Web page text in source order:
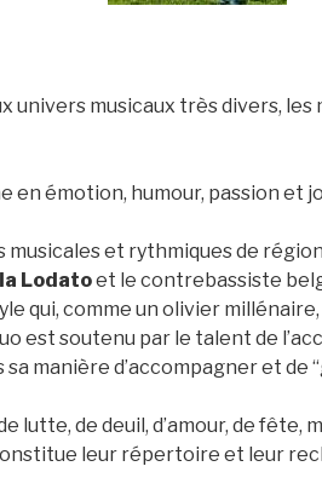
musicaux très divers, les
émotion, humour, passion et
et rythmiques de
Lodatoet le contrebassiste
qui, comme un olivier
est soutenu par le talent de
manière d’accompagner et de
lutte, de deuil, d’amour, de fête,
leur répertoire et leur